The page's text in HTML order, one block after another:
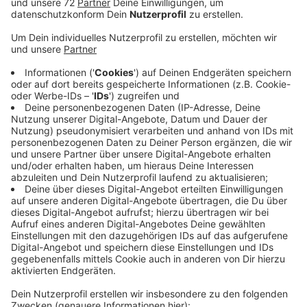
Jahr und pünktlich dazu gehen gleich mehrere neue
Plätze sind kreisweit dadurch dazugekommen. Vorerst
reicht das, sagt das Kreis-Jugendamt. Es gibt
genügend Kita-Plätze kreisweit, aber nicht alle
befinden sich in dem Wunsch-Ort. Die Bösenseller Kita
beispielsweise ist voll, so müssen einige Kinder aus
Bösensell in eine Kita in Senden gehen. Neu sind unter
anderem die Henry Dunant-Kita in Nottuln vom
Deutschen Roten Kreuz und die Kita Pfützenhüpfer in
Ascheberg von der Jugendhilfe Werne. Damit gibt es
kreisweit jetzt über 100 Kindergärten.
In den vergangenen Jahren gab es hier bei uns zu
wenig Kitaplätze. Der Kreis versucht mit dem Bau
verkleinern.